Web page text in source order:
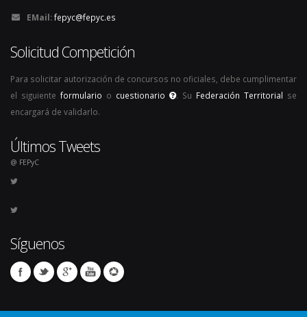
EMail:fepyc@fepyc.es
Solicitud Competición
Para solicitar autorización de concursos no oficiales, debe cumplimentar
el siguiente formulario o cuestionario . Su Federación Territorial se
encargará de validarlo.
Últimos Tweets
@ FEPyC
Síguenos